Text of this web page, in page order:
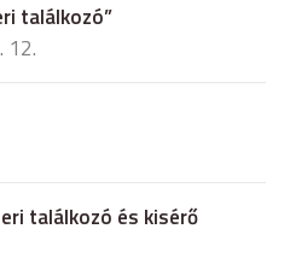
találkozó”
12.
találkozó és kisérő